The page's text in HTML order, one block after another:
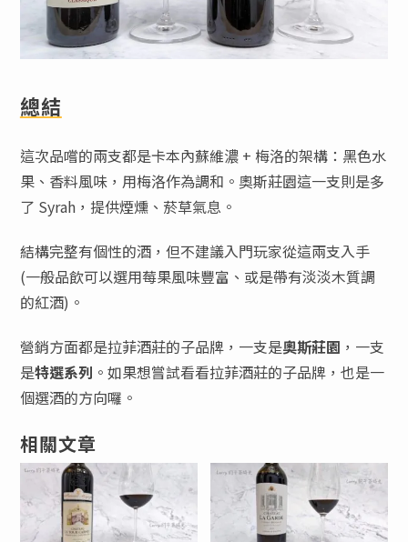
總結
這次品嚐的兩支都是卡本內蘇維濃 + 梅洛的架構：黑色水
果、香料風味，用梅洛作為調和。奧斯莊園這一支則是多
了 Syrah，提供煙燻、菸草氣息。
結構完整有個性的酒，但不建議入門玩家從這兩支入手
(一般品飲可以選用莓果風味豐富、或是帶有淡淡木質調
的紅酒)。
營銷方面都是拉菲酒莊的子品牌，一支是奧斯莊園 ，一支
是特選系列 。如果想嘗試看看拉菲酒莊的子品牌，也是一
個選酒的方向囉。
相關文章